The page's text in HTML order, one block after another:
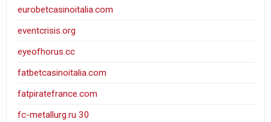
eurobetcasinoitalia.com
eventcrisis.org
eyeofhorus.cc
fatbetcasinoitalia.com
fatpiratefrance.com
fc-metallurg.ru 30